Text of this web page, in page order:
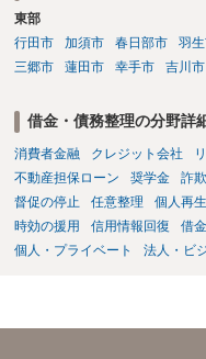
東部
行田市
加須市 春日部市 羽
三郷市
蓮田市 幸手市 吉川市
借金・債務整理の分野詳
消費者金融 クレジット会社
不動産担保ローン
奨学金 詐
督促の停止
任意整理 個人再生
時効の援用
信用情報回復 借
個人・プライベート
法人・ビ